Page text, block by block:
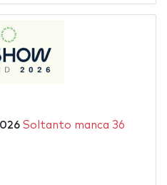
Soltanto manca 36